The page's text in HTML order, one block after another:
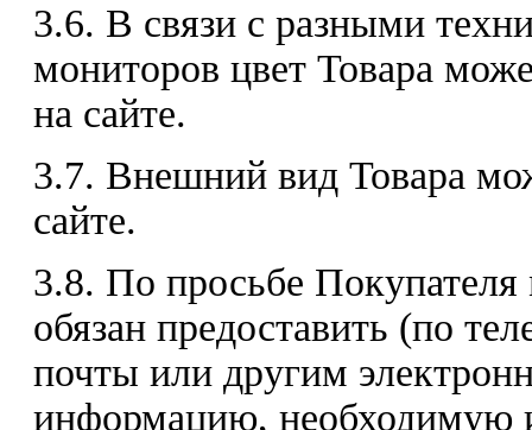
3.6. В связи с разными
мониторов цвет Товара
на сайте.
3.7. Внешний вид Товара
сайте.
3.8. По просьбе Покупателя
обязан предоставить (по
почты или другим
информацию, необходимую